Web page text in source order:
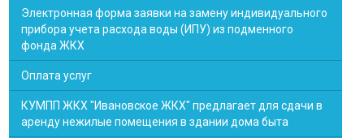
Электронная форма заявки на замену индивидуального
прибора учета расхода воды (ИПУ) из подменного
фонда ЖКХ
Оплата услуг
КУМПП ЖКХ "Ивановское ЖКХ" предлагает для сдачи в
аренду нежилые помещения в здании дома быта